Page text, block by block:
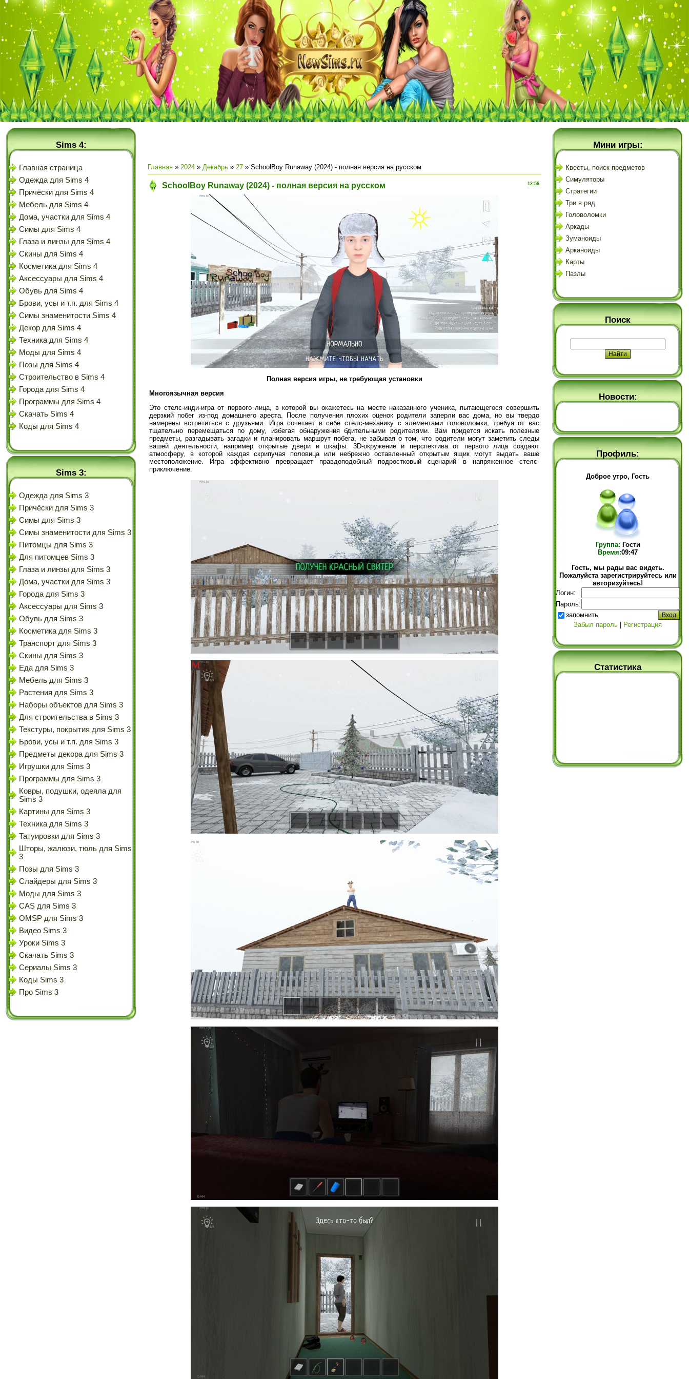
Sims 4:
Главная страница
Одежда для Sims 4
Причёски для Sims 4
Мебель для Sims 4
Дома, участки для Sims 4
Симы для Sims 4
Глаза и линзы для Sims 4
Скины для Sims 4
Косметика для Sims 4
Аксессуары для Sims 4
Обувь для Sims 4
Брови, усы и т.п. для Sims 4
Симы знаменитости Sims 4
Декор для Sims 4
Техника для Sims 4
Моды для Sims 4
Позы для Sims 4
Строительство в Sims 4
Города для Sims 4
Программы для Sims 4
Скачать Sims 4
Коды для Sims 4
Sims 3:
Одежда для Sims 3
Причёски для Sims 3
Симы для Sims 3
Симы знаменитости для Sims 3
Питомцы для Sims 3
Для питомцев Sims 3
Глаза и линзы для Sims 3
Дома, участки для Sims 3
Города для Sims 3
Аксессуары для Sims 3
Обувь для Sims 3
Косметика для Sims 3
Транспорт для Sims 3
Скины для Sims 3
Еда для Sims 3
Мебель для Sims 3
Растения для Sims 3
Наборы объектов для Sims 3
Для строительства в Sims 3
Текстуры, покрытия для Sims 3
Брови, усы и т.п. для Sims 3
Предметы декора для Sims 3
Игрушки для Sims 3
Программы для Sims 3
Ковры, подушки, одеяла для
Sims 3
Картины для Sims 3
Техника для Sims 3
Татуировки для Sims 3
Шторы, жалюзи, тюль для Sims
3
Позы для Sims 3
Слайдеры для Sims 3
Моды для Sims 3
CAS для Sims 3
OMSP для Sims 3
Видео Sims 3
Уроки Sims 3
Скачать Sims 3
Сериалы Sims 3
Коды Sims 3
Про Sims 3
Главная » 2024 » Декабрь » 27 » SchoolBoy Runaway (2024) - полная версия на русском
12:56
SchoolBoy Runaway (2024) - полная версия на русском
Полная версия игры, не требующая установки
Многоязычная версия
Это стелс-инди-игра от первого лица, в которой вы окажетесь на месте наказанного ученика, пытающегося совершить
дерзкий побег из-под домашнего ареста. После получения плохих оценок родители заперли вас дома, но вы твердо
намерены встретиться с друзьями. Игра сочетает в себе стелс-механику с элементами головоломки, требуя от вас
тщательно перемещаться по дому, избегая обнаружения бдительными родителями. Вам придется искать полезные
предметы, разгадывать загадки и планировать маршрут побега, не забывая о том, что родители могут заметить следы
вашей деятельности, например открытые двери и шкафы. 3D-окружение и перспектива от первого лица создают
атмосферу, в которой каждая скрипучая половица или небрежно оставленный открытым ящик могут выдать ваше
местоположение. Игра эффективно превращает правдоподобный подростковый сценарий в напряженное стелс-
приключение.
Мини игры:
Квесты, поиск предметов
Симуляторы
Стратегии
Три в ряд
Головоломки
Аркады
Зуманоиды
Арканоиды
Карты
Пазлы
Поиск
Новости:
Профиль:
Доброе утро, Гость
Группа: Гости
Время:09:47
Гость, мы рады вас видеть.
Пожалуйста зарегистрируйтесь или
авторизуйтесь!
Логин:
Пароль:
запомнить
Забыл пароль
Регистрация
Статистика